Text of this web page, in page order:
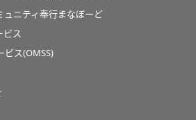
ュニティ奉行まなぼーど
ビス
ビス(OMSS)